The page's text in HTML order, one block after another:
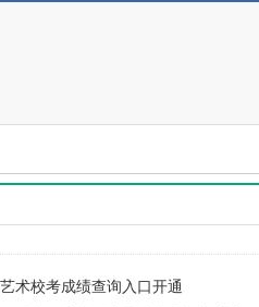
术校考成绩查询入口开通